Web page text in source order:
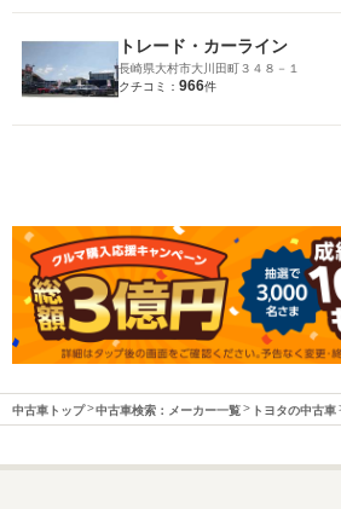
トレード・カーライン
長崎県大村市大川田町３４８－１
クチコミ： 966件
中古車トップ 中古車検索：メーカー一覧 トヨタの中古車